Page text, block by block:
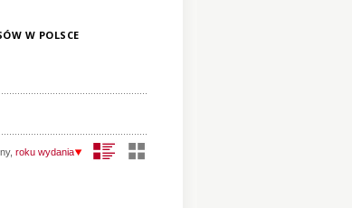
W POLSCE
, roku wydania